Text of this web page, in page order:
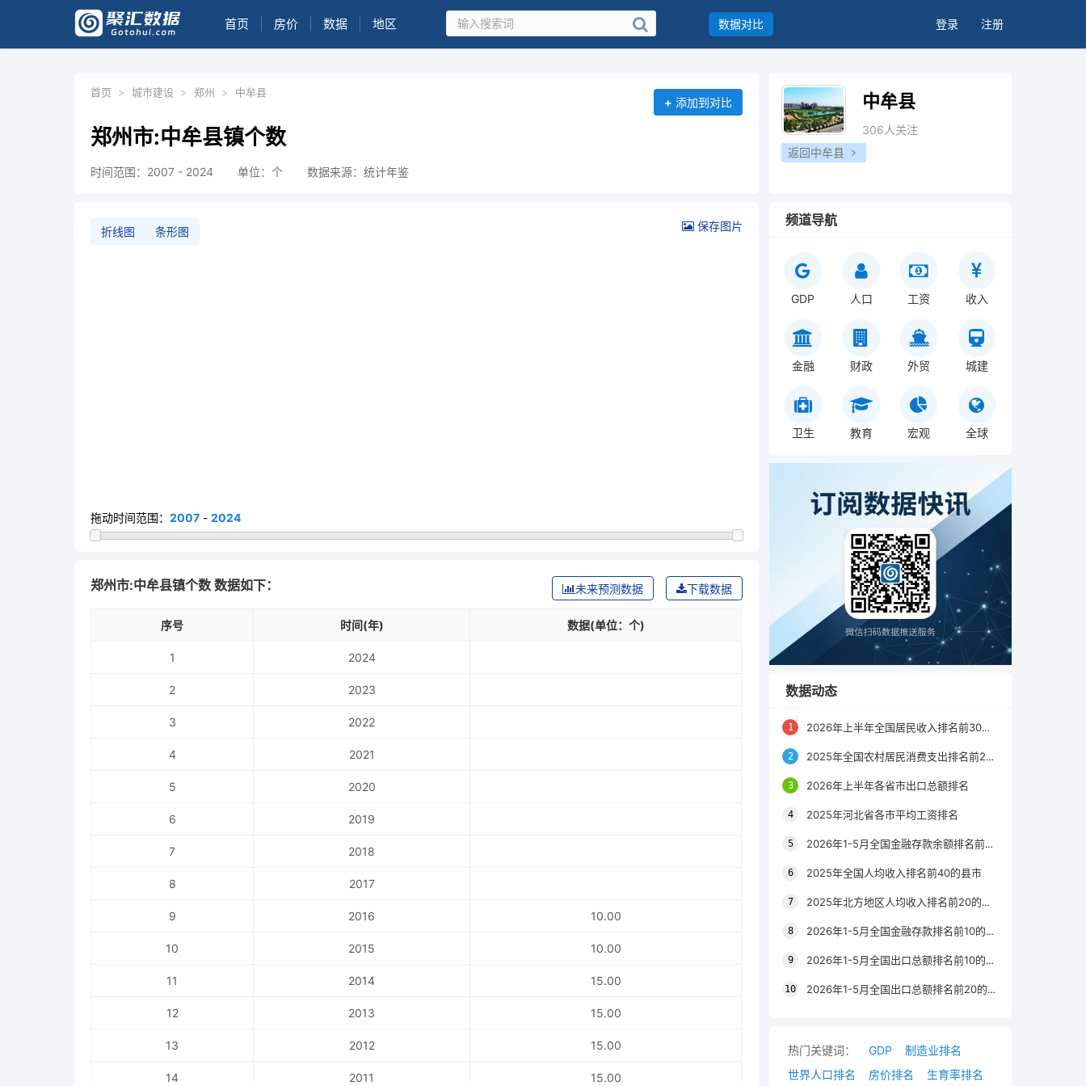
首页 房价 数据 地区 数据对比 登录 注册
首页 > 城市建设 > 郑州 > 中牟县
郑州市:中牟县镇个数
时间范围：2007 - 2024 单位：个 数据来源：统计年鉴
+ 添加到对比
折线图 条形图 保存图片
拖动时间范围： 2007 - 2024
郑州市:中牟县镇个数 数据如下： 下载数据
未来预测数据
序号 时间(年) 数据(单位：个)
1 2024
2 2023
3 2022
4 2021
5 2020
6 2019
7 2018
8 2017
9 2016 10.00
10 2015 10.00
11 2014 15.00
12 2013 15.00
13 2012 15.00
14 2011 15.00
中牟县
306人关注
返回中牟县
频道导航
GDP 人口 工资 收入
金融 财政 外贸 城建
卫生 教育 宏观 全球
数据动态
2026年上半年全国居民收入排名前30的区县
2025年全国农村居民消费支出排名前20的城市
2026年上半年各省市出口总额排名
2025年河北省各市平均工资排名
2026年1-5月全国金融存款余额排名前20的城市
2025年全国人均收入排名前40的县市
2025年北方地区人均收入排名前20的城市
2026年1-5月全国金融存款排名前10的省份
2026年1-5月全国出口总额排名前10的省市
2026年1-5月全国出口总额排名前20的城市
热门关键词： GDP
制造业排名
世界人口排名
房价排名 生育率排名